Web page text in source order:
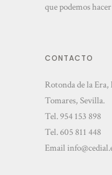
que podemos
CONTACTO
Rotonda de la Era,
Tomares, Sevilla.
Tel.954 153 898
Tel.605 811 448
Email